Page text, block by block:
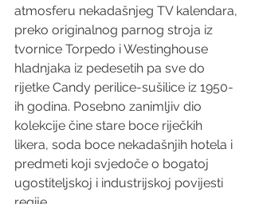
atmosferu nekadašnjeg TV kalendara,
preko originalnog parnog stroja iz
tvornice Torpedo i Westinghouse
hladnjaka iz pedesetih pa sve do
rijetke Candy perilice-sušilice iz 1950-
ih godina. Posebno zanimljiv dio
kolekcije čine stare boce riječkih
likera, soda boce nekadašnjih hotela i
predmeti koji svjedoče o bogatoj
ugostiteljskoj i industrijskoj povijesti